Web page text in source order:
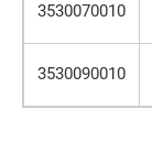
3530070010
3530090010